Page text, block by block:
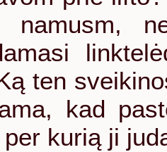
namusm,
ten
kad
kurią ji